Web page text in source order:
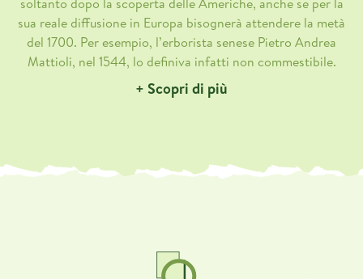
sua reale diffusione in Europa bisognerà attendere la metà
del 1700. Per esempio, l’erborista senese Pietro Andrea
Mattioli, nel 1544, lo definiva infatti non commestibile.
+ Scopri di più